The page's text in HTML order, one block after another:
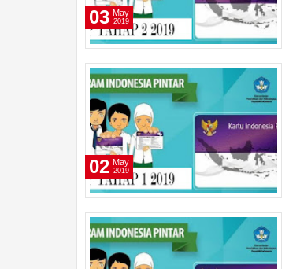
03 May
2019
02 May
2019